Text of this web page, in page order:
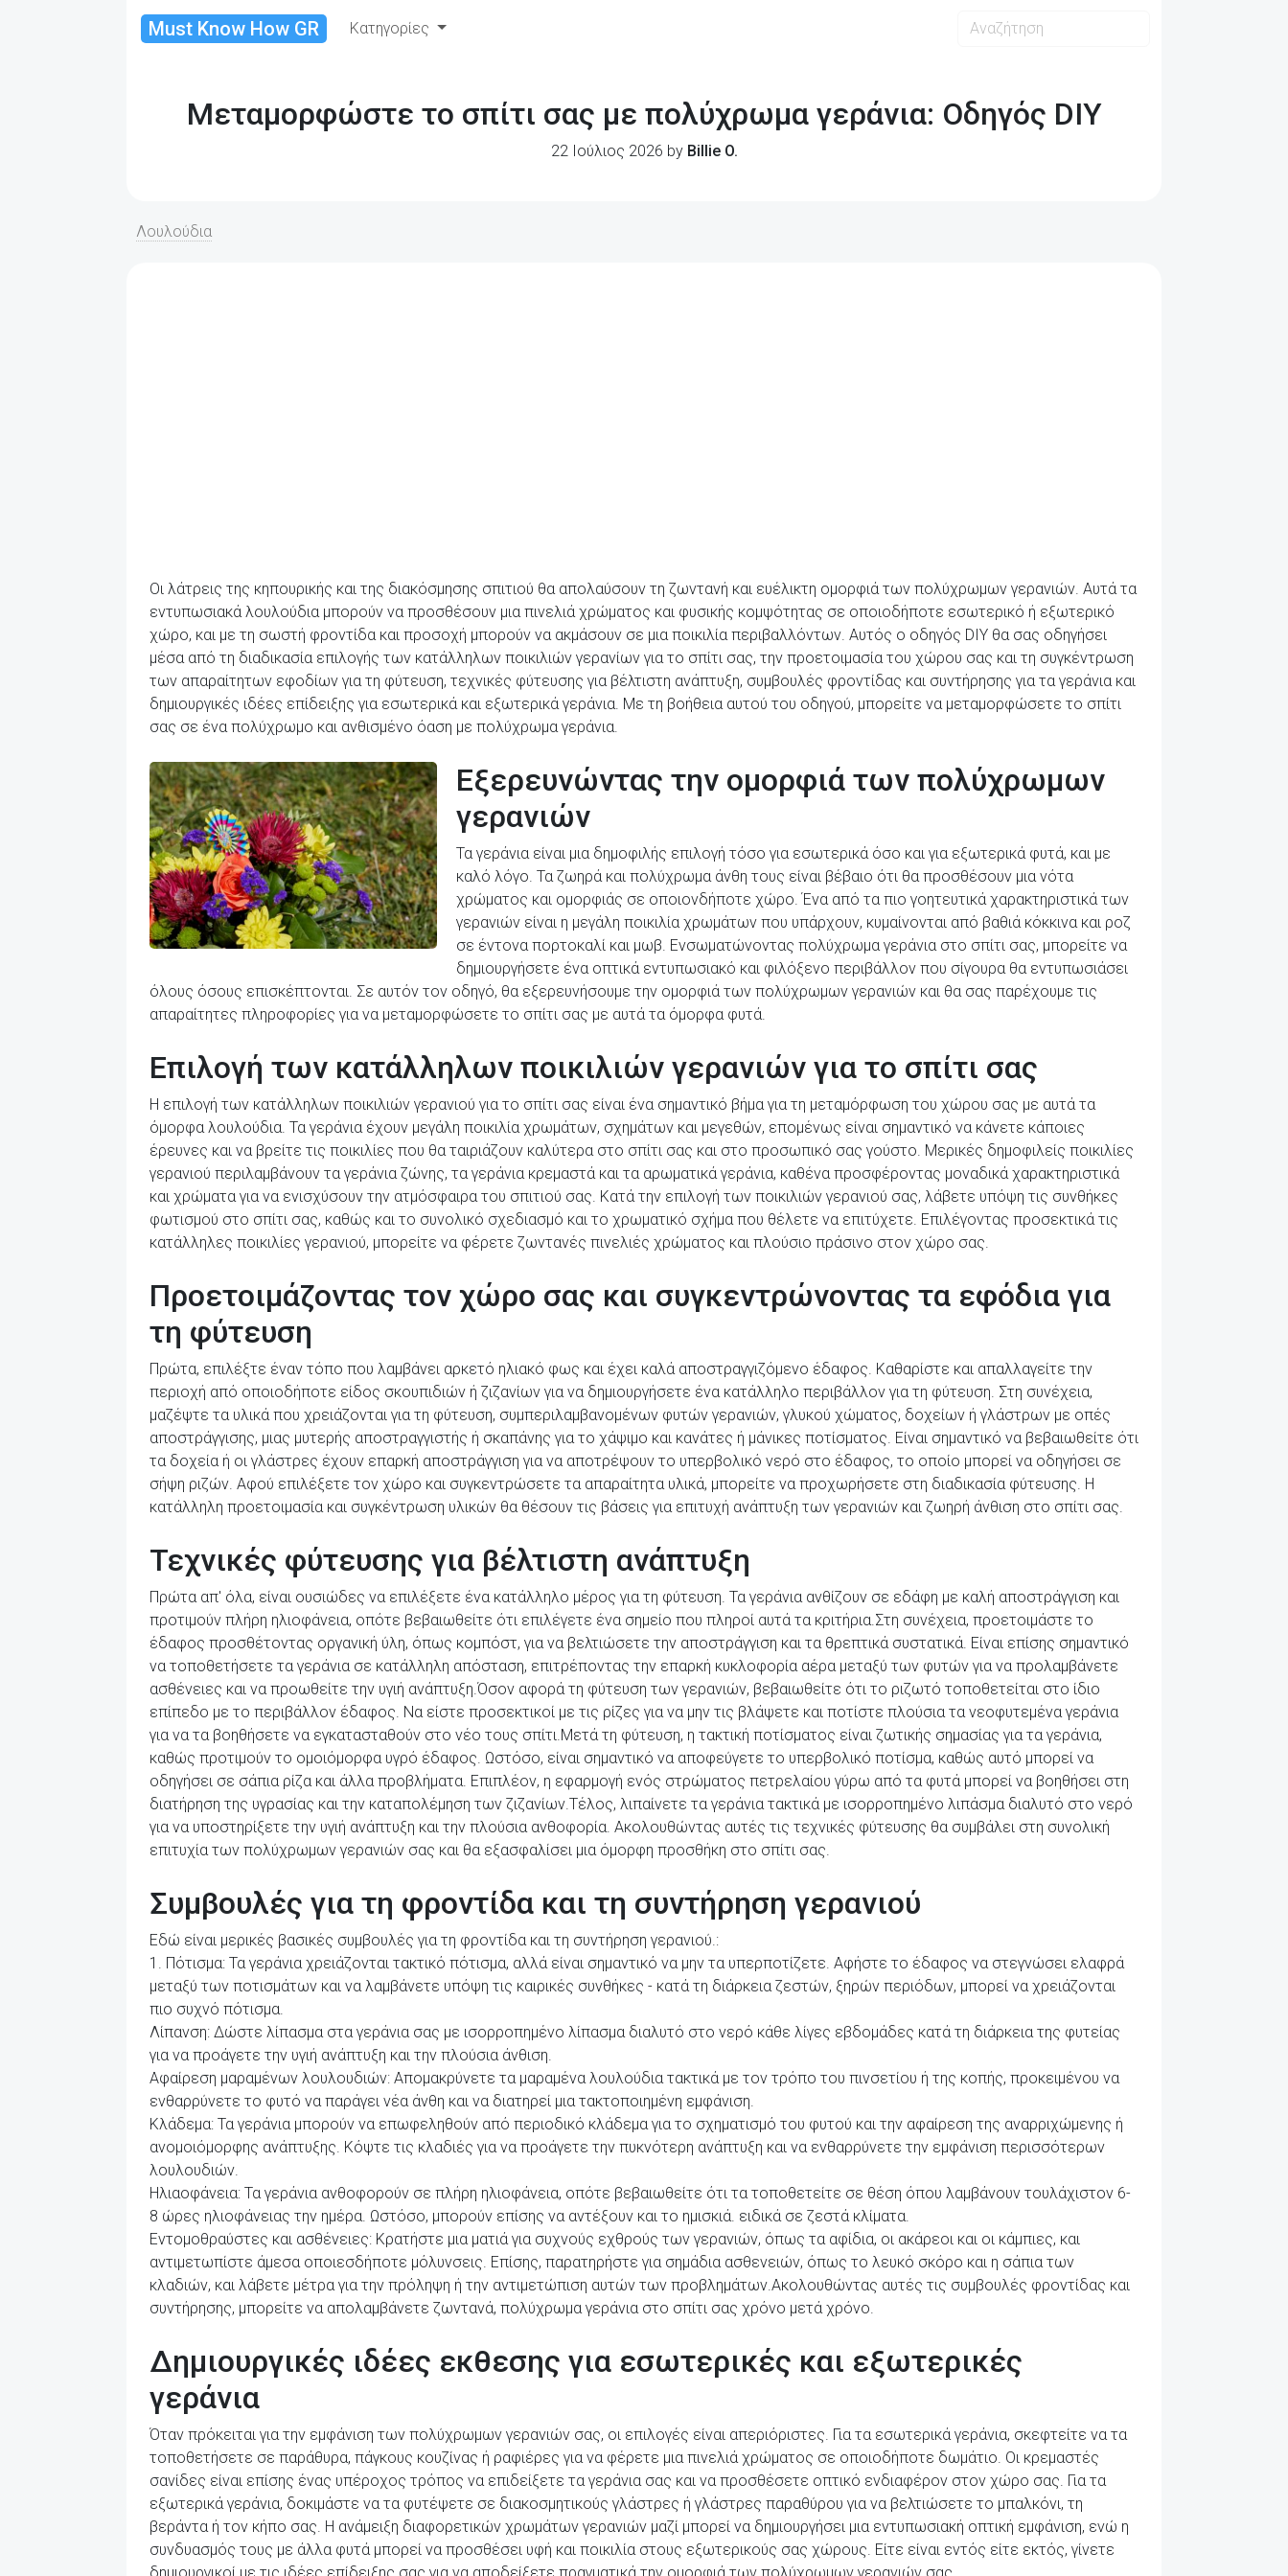
Must Know How GR Κατηγορίες
Μεταμορφώστε το σπίτι σας με πολύχρωμα γεράνια: Οδηγός DIY
22 Ιούλιος 2026 by Billie O.
Λουλούδια
Οι λάτρεις της κηπουρικής και της διακόσμησης σπιτιού θα απολαύσουν τη ζωντανή και ευέλικτη ομορφιά των πολύχρωμων γερανιών. Αυτά τα
εντυπωσιακά λουλούδια μπορούν να προσθέσουν μια πινελιά χρώματος και φυσικής κομψότητας σε οποιοδήποτε εσωτερικό ή εξωτερικό
χώρο, και με τη σωστή φροντίδα και προσοχή μπορούν να ακμάσουν σε μια ποικιλία περιβαλλόντων. Αυτός ο οδηγός DIY θα σας οδηγήσει
μέσα από τη διαδικασία επιλογής των κατάλληλων ποικιλιών γερανίων για το σπίτι σας, την προετοιμασία του χώρου σας και τη συγκέντρωση
των απαραίτητων εφοδίων για τη φύτευση, τεχνικές φύτευσης για βέλτιστη ανάπτυξη, συμβουλές φροντίδας και συντήρησης για τα γεράνια και
δημιουργικές ιδέες επίδειξης για εσωτερικά και εξωτερικά γεράνια. Με τη βοήθεια αυτού του οδηγού, μπορείτε να μεταμορφώσετε το σπίτι
σας σε ένα πολύχρωμο και ανθισμένο όαση με πολύχρωμα γεράνια.
Εξερευνώντας την ομορφιά των πολύχρωμων
γερανιών
Τα γεράνια είναι μια δημοφιλής επιλογή τόσο για εσωτερικά όσο και για εξωτερικά φυτά, και με
καλό λόγο. Τα ζωηρά και πολύχρωμα άνθη τους είναι βέβαιο ότι θα προσθέσουν μια νότα
χρώματος και ομορφιάς σε οποιονδήποτε χώρο. Ένα από τα πιο γοητευτικά χαρακτηριστικά των
γερανιών είναι η μεγάλη ποικιλία χρωμάτων που υπάρχουν, κυμαίνονται από βαθιά κόκκινα και ροζ
σε έντονα πορτοκαλί και μωβ. Ενσωματώνοντας πολύχρωμα γεράνια στο σπίτι σας, μπορείτε να
δημιουργήσετε ένα οπτικά εντυπωσιακό και φιλόξενο περιβάλλον που σίγουρα θα εντυπωσιάσει
όλους όσους επισκέπτονται. Σε αυτόν τον οδηγό, θα εξερευνήσουμε την ομορφιά των πολύχρωμων γερανιών και θα σας παρέχουμε τις
απαραίτητες πληροφορίες για να μεταμορφώσετε το σπίτι σας με αυτά τα όμορφα φυτά.
Επιλογή των κατάλληλων ποικιλιών γερανιών για το σπίτι σας
Η επιλογή των κατάλληλων ποικιλιών γερανιού για το σπίτι σας είναι ένα σημαντικό βήμα για τη μεταμόρφωση του χώρου σας με αυτά τα
όμορφα λουλούδια. Τα γεράνια έχουν μεγάλη ποικιλία χρωμάτων, σχημάτων και μεγεθών, επομένως είναι σημαντικό να κάνετε κάποιες
έρευνες και να βρείτε τις ποικιλίες που θα ταιριάζουν καλύτερα στο σπίτι σας και στο προσωπικό σας γούστο. Μερικές δημοφιλείς ποικιλίες
γερανιού περιλαμβάνουν τα γεράνια ζώνης, τα γεράνια κρεμαστά και τα αρωματικά γεράνια, καθένα προσφέροντας μοναδικά χαρακτηριστικά
και χρώματα για να ενισχύσουν την ατμόσφαιρα του σπιτιού σας. Κατά την επιλογή των ποικιλιών γερανιού σας, λάβετε υπόψη τις συνθήκες
φωτισμού στο σπίτι σας, καθώς και το συνολικό σχεδιασμό και το χρωματικό σχήμα που θέλετε να επιτύχετε. Επιλέγοντας προσεκτικά τις
κατάλληλες ποικιλίες γερανιού, μπορείτε να φέρετε ζωντανές πινελιές χρώματος και πλούσιο πράσινο στον χώρο σας.
Προετοιμάζοντας τον χώρο σας και συγκεντρώνοντας τα εφόδια για
τη φύτευση
Πρώτα, επιλέξτε έναν τόπο που λαμβάνει αρκετό ηλιακό φως και έχει καλά αποστραγγιζόμενο έδαφος. Καθαρίστε και απαλλαγείτε την
περιοχή από οποιοδήποτε είδος σκουπιδιών ή ζιζανίων για να δημιουργήσετε ένα κατάλληλο περιβάλλον για τη φύτευση. Στη συνέχεια,
μαζέψτε τα υλικά που χρειάζονται για τη φύτευση, συμπεριλαμβανομένων φυτών γερανιών, γλυκού χώματος, δοχείων ή γλάστρων με οπές
αποστράγγισης, μιας μυτερής αποστραγγιστής ή σκαπάνης για το χάψιμο και κανάτες ή μάνικες ποτίσματος. Είναι σημαντικό να βεβαιωθείτε ότι
τα δοχεία ή οι γλάστρες έχουν επαρκή αποστράγγιση για να αποτρέψουν το υπερβολικό νερό στο έδαφος, το οποίο μπορεί να οδηγήσει σε
σήψη ριζών. Αφού επιλέξετε τον χώρο και συγκεντρώσετε τα απαραίτητα υλικά, μπορείτε να προχωρήσετε στη διαδικασία φύτευσης. Η
κατάλληλη προετοιμασία και συγκέντρωση υλικών θα θέσουν τις βάσεις για επιτυχή ανάπτυξη των γερανιών και ζωηρή άνθιση στο σπίτι σας.
Τεχνικές φύτευσης για βέλτιστη ανάπτυξη
Πρώτα απ' όλα, είναι ουσιώδες να επιλέξετε ένα κατάλληλο μέρος για τη φύτευση. Τα γεράνια ανθίζουν σε εδάφη με καλή αποστράγγιση και
προτιμούν πλήρη ηλιοφάνεια, οπότε βεβαιωθείτε ότι επιλέγετε ένα σημείο που πληροί αυτά τα κριτήρια.Στη συνέχεια, προετοιμάστε το
έδαφος προσθέτοντας οργανική ύλη, όπως κομπόστ, για να βελτιώσετε την αποστράγγιση και τα θρεπτικά συστατικά. Είναι επίσης σημαντικό
να τοποθετήσετε τα γεράνια σε κατάλληλη απόσταση, επιτρέποντας την επαρκή κυκλοφορία αέρα μεταξύ των φυτών για να προλαμβάνετε
ασθένειες και να προωθείτε την υγιή ανάπτυξη.Όσον αφορά τη φύτευση των γερανιών, βεβαιωθείτε ότι το ριζωτό τοποθετείται στο ίδιο
επίπεδο με το περιβάλλον έδαφος. Να είστε προσεκτικοί με τις ρίζες για να μην τις βλάψετε και ποτίστε πλούσια τα νεοφυτεμένα γεράνια
για να τα βοηθήσετε να εγκατασταθούν στο νέο τους σπίτι.Μετά τη φύτευση, η τακτική ποτίσματος είναι ζωτικής σημασίας για τα γεράνια,
καθώς προτιμούν το ομοιόμορφα υγρό έδαφος. Ωστόσο, είναι σημαντικό να αποφεύγετε το υπερβολικό ποτίσμα, καθώς αυτό μπορεί να
οδηγήσει σε σάπια ρίζα και άλλα προβλήματα. Επιπλέον, η εφαρμογή ενός στρώματος πετρελαίου γύρω από τα φυτά μπορεί να βοηθήσει στη
διατήρηση της υγρασίας και την καταπολέμηση των ζιζανίων.Τέλος, λιπαίνετε τα γεράνια τακτικά με ισορροπημένο λιπάσμα διαλυτό στο νερό
για να υποστηρίξετε την υγιή ανάπτυξη και την πλούσια ανθοφορία. Ακολουθώντας αυτές τις τεχνικές φύτευσης θα συμβάλει στη συνολική
επιτυχία των πολύχρωμων γερανιών σας και θα εξασφαλίσει μια όμορφη προσθήκη στο σπίτι σας.
Συμβουλές για τη φροντίδα και τη συντήρηση γερανιού
Εδώ είναι μερικές βασικές συμβουλές για τη φροντίδα και τη συντήρηση γερανιού.:
1. Πότισμα: Τα γεράνια χρειάζονται τακτικό πότισμα, αλλά είναι σημαντικό να μην τα υπερποτίζετε. Αφήστε το έδαφος να στεγνώσει ελαφρά
μεταξύ των ποτισμάτων και να λαμβάνετε υπόψη τις καιρικές συνθήκες - κατά τη διάρκεια ζεστών, ξηρών περιόδων, μπορεί να χρειάζονται
πιο συχνό πότισμα.
Λίπανση: Δώστε λίπασμα στα γεράνια σας με ισορροπημένο λίπασμα διαλυτό στο νερό κάθε λίγες εβδομάδες κατά τη διάρκεια της φυτείας
για να προάγετε την υγιή ανάπτυξη και την πλούσια άνθιση.
Αφαίρεση μαραμένων λουλουδιών: Απομακρύνετε τα μαραμένα λουλούδια τακτικά με τον τρόπο του πινσετίου ή της κοπής, προκειμένου να
ενθαρρύνετε το φυτό να παράγει νέα άνθη και να διατηρεί μια τακτοποιημένη εμφάνιση.
Κλάδεμα: Τα γεράνια μπορούν να επωφεληθούν από περιοδικό κλάδεμα για το σχηματισμό του φυτού και την αφαίρεση της αναρριχώμενης ή
ανομοιόμορφης ανάπτυξης. Κόψτε τις κλαδιές για να προάγετε την πυκνότερη ανάπτυξη και να ενθαρρύνετε την εμφάνιση περισσότερων
λουλουδιών.
Ηλιαοφάνεια: Τα γεράνια ανθοφορούν σε πλήρη ηλιοφάνεια, οπότε βεβαιωθείτε ότι τα τοποθετείτε σε θέση όπου λαμβάνουν τουλάχιστον 6-
8 ώρες ηλιοφάνειας την ημέρα. Ωστόσο, μπορούν επίσης να αντέξουν και το ημισκιά. ειδικά σε ζεστά κλίματα.
Εντομοθραύστες και ασθένειες: Κρατήστε μια ματιά για συχνούς εχθρούς των γερανιών, όπως τα αφίδια, οι ακάρεοι και οι κάμπιες, και
αντιμετωπίστε άμεσα οποιεσδήποτε μόλυνσεις. Επίσης, παρατηρήστε για σημάδια ασθενειών, όπως το λευκό σκόρο και η σάπια των
κλαδιών, και λάβετε μέτρα για την πρόληψη ή την αντιμετώπιση αυτών των προβλημάτων.Ακολουθώντας αυτές τις συμβουλές φροντίδας και
συντήρησης, μπορείτε να απολαμβάνετε ζωντανά, πολύχρωμα γεράνια στο σπίτι σας χρόνο μετά χρόνο.
Δημιουργικές ιδέες εκθεσης για εσωτερικές και εξωτερικές
γεράνια
Όταν πρόκειται για την εμφάνιση των πολύχρωμων γερανιών σας, οι επιλογές είναι απεριόριστες. Για τα εσωτερικά γεράνια, σκεφτείτε να τα
τοποθετήσετε σε παράθυρα, πάγκους κουζίνας ή ραφιέρες για να φέρετε μια πινελιά χρώματος σε οποιοδήποτε δωμάτιο. Οι κρεμαστές
σανίδες είναι επίσης ένας υπέροχος τρόπος να επιδείξετε τα γεράνια σας και να προσθέσετε οπτικό ενδιαφέρον στον χώρο σας. Για τα
εξωτερικά γεράνια, δοκιμάστε να τα φυτέψετε σε διακοσμητικούς γλάστρες ή γλάστρες παραθύρου για να βελτιώσετε το μπαλκόνι, τη
βεράντα ή τον κήπο σας. Η ανάμειξη διαφορετικών χρωμάτων γερανιών μαζί μπορεί να δημιουργήσει μια εντυπωσιακή οπτική εμφάνιση, ενώ η
συνδυασμός τους με άλλα φυτά μπορεί να προσθέσει υφή και ποικιλία στους εξωτερικούς σας χώρους. Είτε είναι εντός είτε εκτός, γίνετε